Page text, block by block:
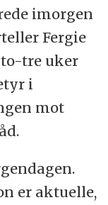
imorgen
Fergie
tre uker
i
mot
er aktuelle,